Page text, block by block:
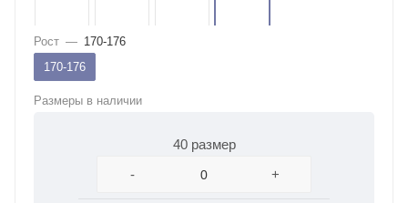
Рост — 170-176
170-176
Размеры в наличии
40 размер
-
+